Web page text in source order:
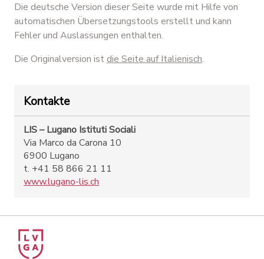
Die deutsche Version dieser Seite wurde mit Hilfe von
automatischen Übersetzungstools erstellt und kann
Fehler und Auslassungen enthalten.
Die Originalversion istdie Seite auf Italienisch.
Kontakte
LIS – Lugano Istituti Sociali
Via Marco da Carona 10
6900 Lugano
t. +41 58 866 21 11
www.lugano-lis.ch